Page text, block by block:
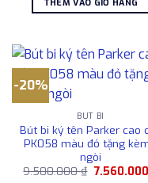
5.980.000
THÊM VÀO GIỎ HÀNG
-20%
BÚT BI
Bút bi ký tên Parker cao
PK058 màu đỏ tặng
ngòi
9.500.000₫ Giá
7.560.000